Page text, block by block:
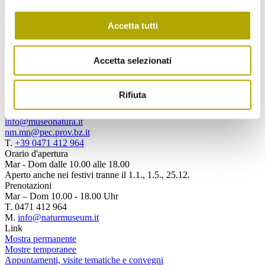
Accetta tutti
Accetta selezionati
Rifiuta
Spedisci
Museo di Scienze Naturali dell'Alto Adige
info@museonatura.it
nm.mn@pec.prov.bz.it
T. +39 0471 412 964
Orario d'apertura
Mar - Dom dalle 10.00 alle 18.00
Aperto anche nei festivi tranne il 1.1., 1.5., 25.12.
Prenotazioni
Mar – Dom 10.00 - 18.00 Uhr
T. 0471 412 964
M. info@naturmuseum.it
Link
Mostra permanente
Mostre temporanee
Appuntamenti, visite tematiche e convegni